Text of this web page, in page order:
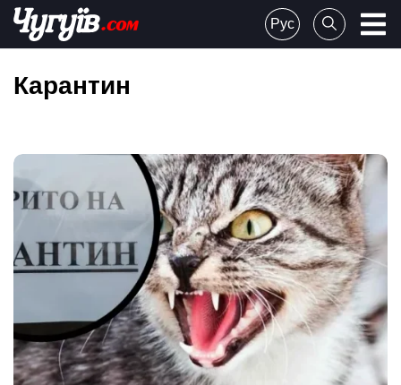
Skip
content
Chuguiv
Рус
Карантин